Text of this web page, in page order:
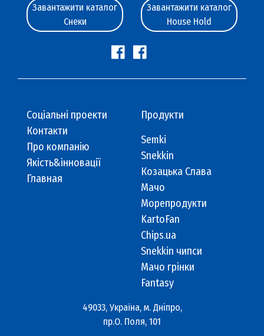
Завантажити каталог
Снеки
Завантажити каталог
House Hold
Cоціальні проекти
Контакти
Про компанію
Якість&інновації
Главная
Продукти
Semki
Snekkin
Козацька Слава
Мачо
Морепродукти
KartoFan
Chips.ua
Snekkin чипси
Мачо грінки
Fantasy
49033, Україна, м. Дніпро,
пр.О. Поля, 101